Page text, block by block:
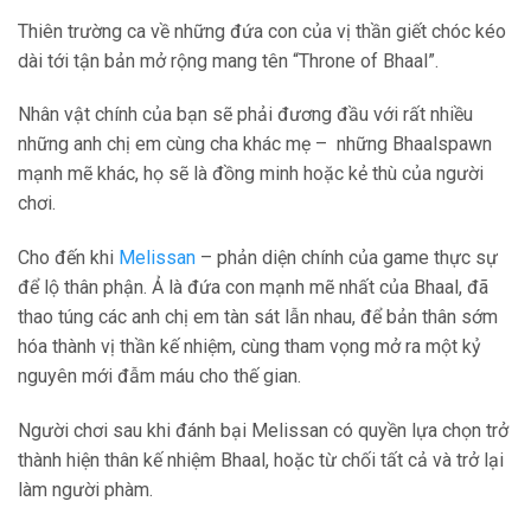
Thiên trường ca về những đứa con của vị thần giết chóc kéo
dài tới tận bản mở rộng mang tên “Throne of Bhaal”.
Nhân vật chính của bạn sẽ phải đương đầu với rất nhiều
những anh chị em cùng cha khác mẹ – những Bhaalspawn
mạnh mẽ khác, họ sẽ là đồng minh hoặc kẻ thù của người
chơi.
Cho đến khi Melissan – phản diện chính của game thực sự
để lộ thân phận. Ả là đứa con mạnh mẽ nhất của Bhaal, đã
thao túng các anh chị em tàn sát lẫn nhau, để bản thân sớm
hóa thành vị thần kế nhiệm, cùng tham vọng mở ra một kỷ
nguyên mới đẫm máu cho thế gian.
Người chơi sau khi đánh bại Melissan có quyền lựa chọn trở
thành hiện thân kế nhiệm Bhaal, hoặc từ chối tất cả và trở lại
làm người phàm.